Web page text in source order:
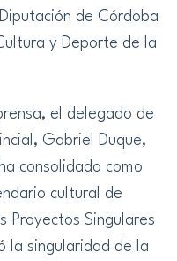
de Córdoba
y Deporte de la
el delegado de
Gabriel Duque,
consolidado como
cultural de
Proyectos Singulares
la singularidad de la